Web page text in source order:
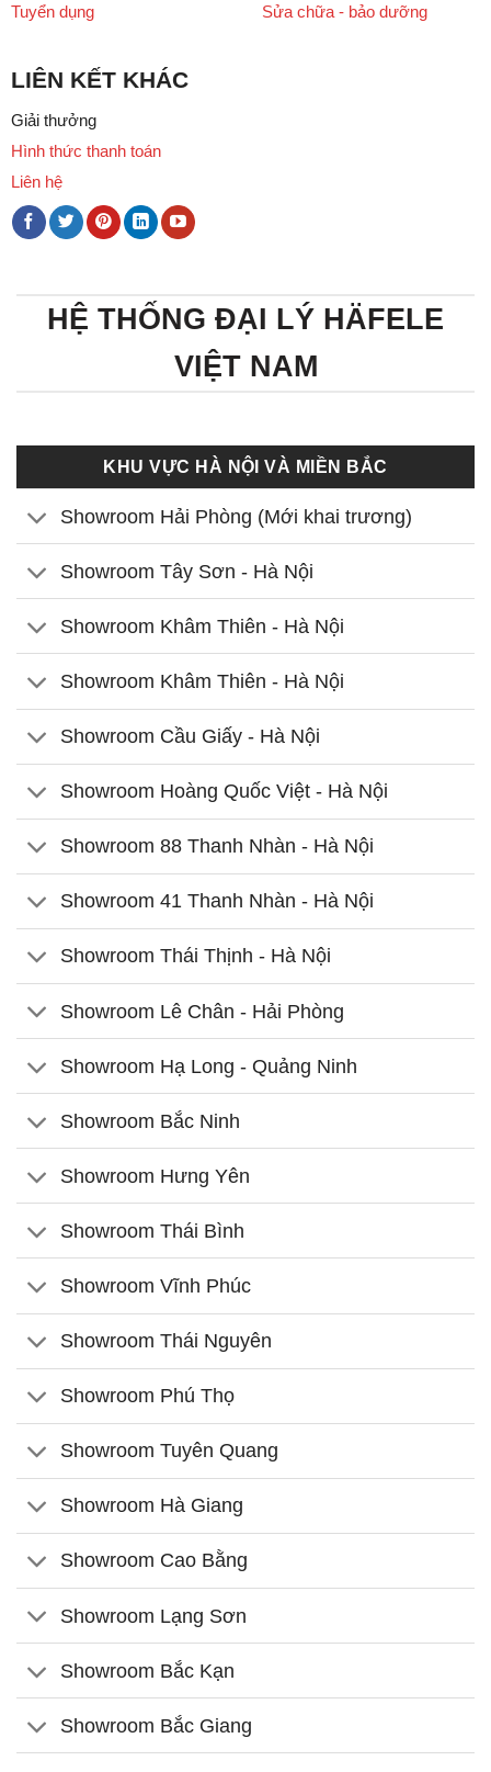
Tuyển dụng
Sửa chữa - bảo dưỡng
LIÊN KẾT KHÁC
Giải thưởng
Hình thức thanh toán
Liên hệ
HỆ THỐNG ĐẠI LÝ HÄFELE
VIỆT NAM
KHU VỰC HÀ NỘI VÀ MIỀN BẮC
Showroom Hải Phòng (Mới khai trương)
Showroom Tây Sơn - Hà Nội
Showroom Khâm Thiên - Hà Nội
Showroom Khâm Thiên - Hà Nội
Showroom Cầu Giấy - Hà Nội
Showroom Hoàng Quốc Việt - Hà Nội
Showroom 88 Thanh Nhàn - Hà Nội
Showroom 41 Thanh Nhàn - Hà Nội
Showroom Thái Thịnh - Hà Nội
Showroom Lê Chân - Hải Phòng
Showroom Hạ Long - Quảng Ninh
Showroom Bắc Ninh
Showroom Hưng Yên
Showroom Thái Bình
Showroom Vĩnh Phúc
Showroom Thái Nguyên
Showroom Phú Thọ
Showroom Tuyên Quang
Showroom Hà Giang
Showroom Cao Bằng
Showroom Lạng Sơn
Showroom Bắc Kạn
Showroom Bắc Giang